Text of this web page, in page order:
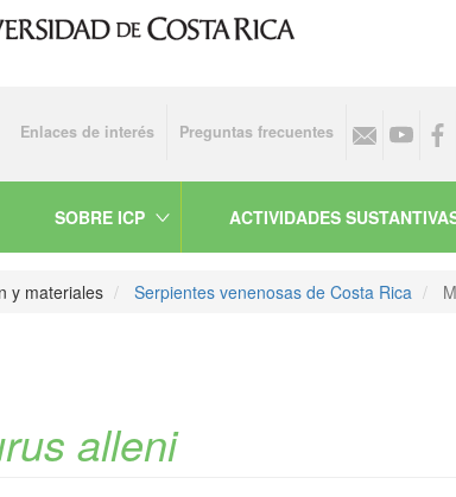
Enlaces de interés Preguntas frecuentes
SOBRE ICP
ACTIVIDADES
y materiales Serpientes venenosas de Costa Rica
alleni